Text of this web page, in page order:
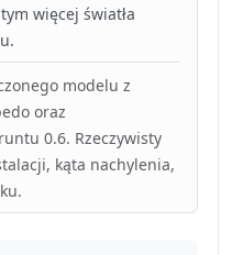
więcej światła
modelu z
oraz
0.6. Rzeczywisty
kąta nachylenia,